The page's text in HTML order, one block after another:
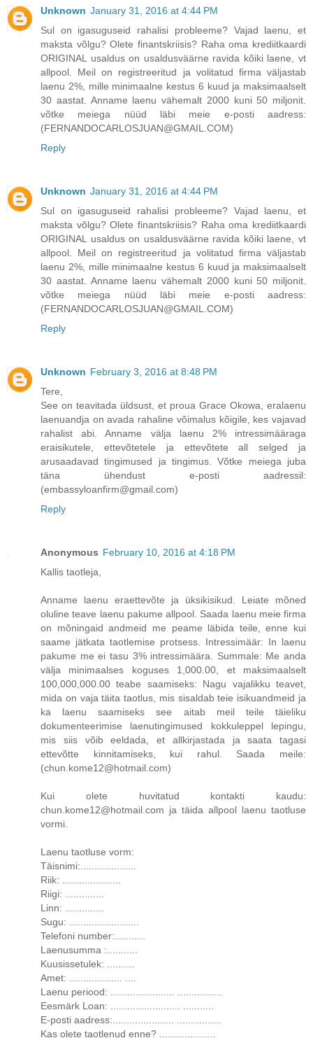
Unknown January 31, 2016 at 4:44 PM
Sul on igasuguseid rahalisi probleeme? Vajad laenu, et
maksta võlgu? Olete finantskriisis? Raha oma krediitkaardi
ORIGINAL usaldus on usaldusväärne ravida kõiki laene, vt
allpool. Meil on registreeritud ja volitatud firma väljastab
laenu 2%, mille minimaalne kestus 6 kuud ja maksimaalselt
30 aastat. Anname laenu vähemalt 2000 kuni 50 miljonit.
võtke meiega nüüd läbi meie e-posti aadress:
(FERNANDOCARLOSJUAN@GMAIL.COM)
Reply
Unknown January 31, 2016 at 4:44 PM
Sul on igasuguseid rahalisi probleeme? Vajad laenu, et
maksta võlgu? Olete finantskriisis? Raha oma krediitkaardi
ORIGINAL usaldus on usaldusväärne ravida kõiki laene, vt
allpool. Meil on registreeritud ja volitatud firma väljastab
laenu 2%, mille minimaalne kestus 6 kuud ja maksimaalselt
30 aastat. Anname laenu vähemalt 2000 kuni 50 miljonit.
võtke meiega nüüd läbi meie e-posti aadress:
(FERNANDOCARLOSJUAN@GMAIL.COM)
Reply
Unknown February 3, 2016 at 8:48 PM
Tere,
See on teavitada üldsust, et proua Grace Okowa, eralaenu
laenuandja on avada rahaline võimalus kõigile, kes vajavad
rahalist abi. Anname välja laenu 2% intressimääraga
eraisikutele, ettevõtetele ja ettevõtete all selged ja
arusaadavad tingimused ja tingimus. Võtke meiega juba
täna ühendust e-posti aadressil:
(embassyloanfirm@gmail.com)
Reply
Anonymous February 10, 2016 at 4:18 PM
Kallis taotleja,
Anname laenu eraettevõte ja üksikisikud. Leiate mõned
oluline teave laenu pakume allpool. Saada laenu meie firma
on mõningaid andmeid me peame läbida teile, enne kui
saame jätkata taotlemise protsess. Intressimäär: In laenu
pakume me ei tasu 3% intressimäära. Summale: Me anda
välja minimaalses koguses 1,000.00, et maksimaalselt
100,000,000.00 teabe saamiseks: Nagu vajalikku teavet,
mida on vaja täita taotlus, mis sisaldab teie isikuandmeid ja
ka laenu saamiseks see aitab meil teile täieliku
dokumenteerimise laenutingimused kokkuleppel lepingu,
mis siis võib eeldada, et allkirjastada ja saata tagasi
ettevõtte kinnitamiseks, kui rahul. Saada meile:
(chun.kome12@hotmail.com)
Kui olete huvitatud kontakti kaudu:
chun.kome12@hotmail.com ja täida allpool laenu taotluse
vormi.
Laenu taotluse vorm:
Täisnimi:....................
Riik: .....................
Riigi: ..............
Linn: ..............
Sugu: .........................
Telefoni number:...........
Laenusumma :...........
Kuusissetulek: ..........
Amet: ................... ....
Laenu periood: ....................... ................
Eesmärk Loan: ......................... ...........
E-posti aadress:...................... ................
Kas olete taotlenud enne? ....................